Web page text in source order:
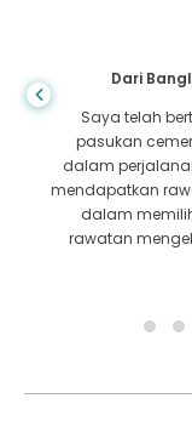
Dari
Saya telah
pasukan
dalam
mendapatkan
dalam
rawatan